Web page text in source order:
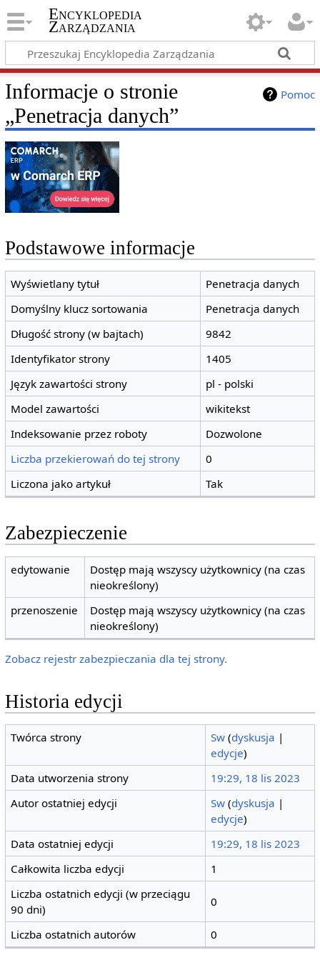
Encyklopedia
Zarządzania
Pomoc
Informacje o stronie
„Penetracja danych”
Podstawowe informacje
Wyświetlany tytuł
Penetracja danych
Domyślny klucz sortowania
Penetracja danych
Długość strony (w bajtach)
9842
Identyfikator strony
1405
Język zawartości strony
pl - polski
Model zawartości
wikitekst
Indeksowanie przez roboty
Dozwolone
Liczba przekierowań do tej strony
0
Liczona jako artykuł
Tak
Zabezpieczenie
edytowanie
Dostęp mają wszyscy użytkownicy (na czas
nieokreślony)
przenoszenie
Dostęp mają wszyscy użytkownicy (na czas
nieokreślony)
Zobacz rejestr zabezpieczania dla tej strony.
Historia edycji
Twórca strony Sw (dyskusja |
edycje)
Data utworzenia strony
19:29, 18 lis 2023
Autor ostatniej edycji
Sw (dyskusja |
edycje)
Data ostatniej edycji
19:29, 18 lis 2023
Całkowita liczba edycji
1
Liczba ostatnich edycji (w przeciągu
90 dni)
0
Liczba ostatnich autorów 0